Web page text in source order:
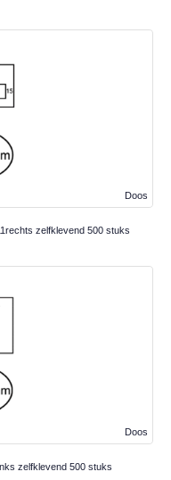
Doos
zelfklevend 500 stuks
Doos
zelfklevend 500 stuks